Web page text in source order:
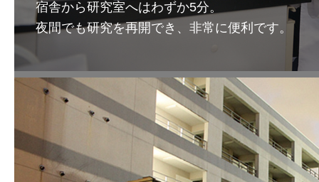
宿舎から研究室へはわずか5分。
夜間でも研究を再開でき、非常に便利です。